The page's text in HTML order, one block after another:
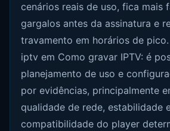
cenários reais de uso, fica mais
gargalos antes da assinatura e
travamento em horários de
iptv em Como gravar IPTV: é
planejamento de uso e
por evidências, principalmente
qualidade de rede, estabilidade
compatibilidade do player